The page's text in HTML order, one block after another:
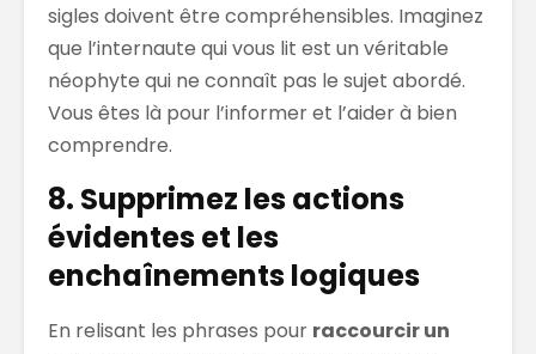
sigles doivent être compréhensibles. Imaginez
que l’internaute qui vous lit est un véritable
néophyte qui ne connaît pas le sujet abordé.
Vous êtes là pour l’informer et l’aider à bien
comprendre.
8. Supprimez les actions
évidentes et les
enchaînements logiques
En relisant les phrases pour raccourcir un